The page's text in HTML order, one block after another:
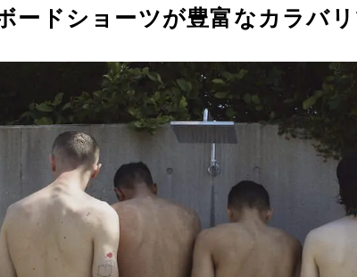
ードショーツが豊富なカラバリ